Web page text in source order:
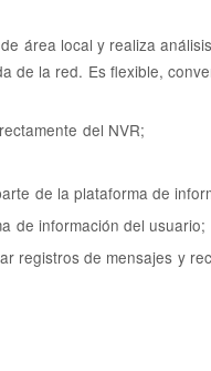
área local y realiza
de la red. Es flexible,
del NVR;
de la plataforma de
de información del usuario;
registros de mensajes y